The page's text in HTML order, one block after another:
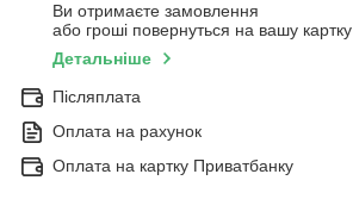
Ви отримаєте замовлення
або гроші повернуться на вашу картку
Детальніше
Післяплата
Оплата на рахунок
Оплата на картку Приватбанку